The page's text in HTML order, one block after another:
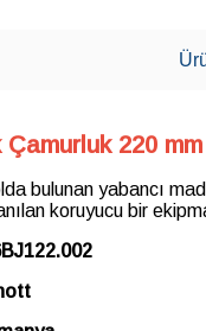
220 mm
bulunan yabancı
koruyucu bir